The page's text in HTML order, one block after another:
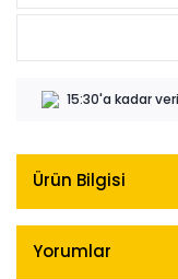
15:30'a kadar
Ürün Bilgisi
Yorumlar